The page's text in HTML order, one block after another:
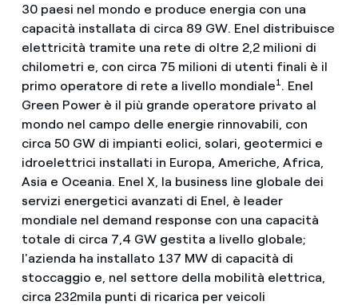
30 paesi nel mondo e produce energia con una
capacità installata di circa 89 GW. Enel distribuisce
elettricità tramite una rete di oltre 2,2 milioni di
chilometri e, con circa 75 milioni di utenti finali è il
primo operatore di rete a livello mondiale1. Enel
Green Power è il più grande operatore privato al
mondo nel campo delle energie rinnovabili, con
circa 50 GW di impianti eolici, solari, geotermici e
idroelettrici installati in Europa, Americhe, Africa,
Asia e Oceania. Enel X, la business line globale dei
servizi energetici avanzati di Enel, è leader
mondiale nel demand response con una capacità
totale di circa 7,4 GW gestita a livello globale;
l'azienda ha installato 137 MW di capacità di
stoccaggio e, nel settore della mobilità elettrica,
circa 232mila punti di ricarica per veicoli